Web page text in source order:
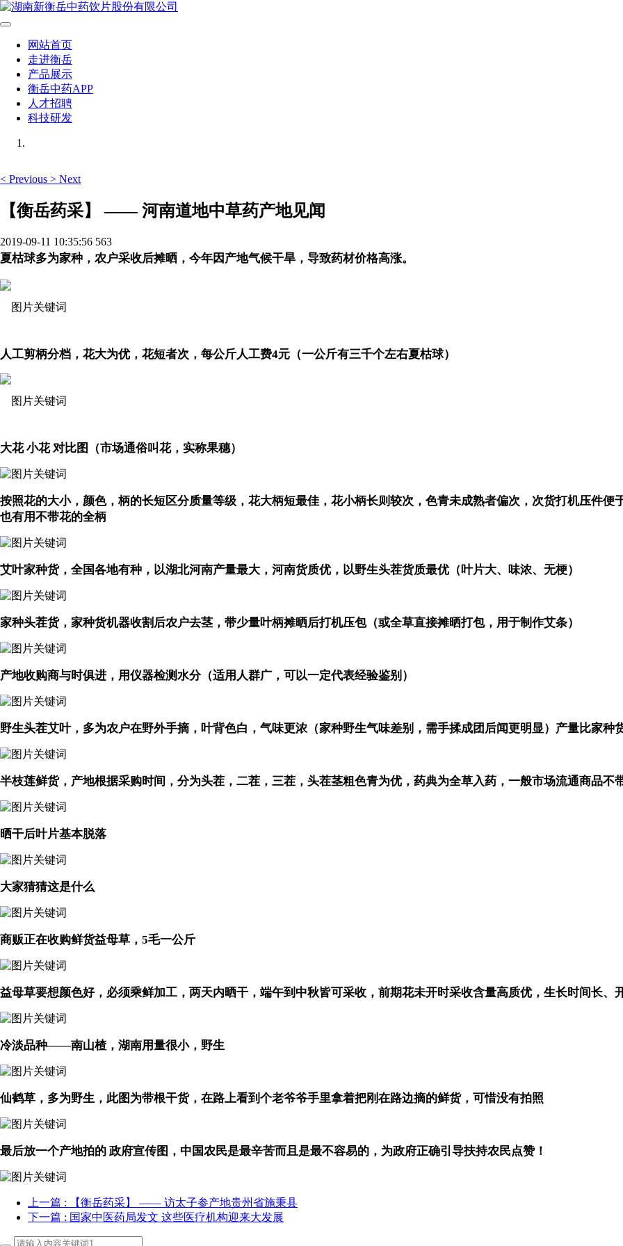
网站首页
走进衡岳
产品展示
衡岳中药APP
人才招聘
科技研发
< Previous > Next
【衡岳药采】 —— 河南道地中草药产地见闻
2019-09-11 10:35:56 563
夏枯球多为家种，农户采收后摊晒，今年因产地气候干旱，导致药材价格高涨。
人工剪柄分档，花大为优，花短者次，每公斤人工费4元（一公斤有三千个左右夏枯球）
大花 小花 对比图（市场通俗叫花，实称果穗）
按照花的大小，颜色，柄的长短区分质量等级，花大柄短最佳，花小柄长则较次，色青未成熟者偏次，次货打机压件便
也有用不带花的全柄
艾叶家种货，全国各地有种，以湖北河南产量最大，河南货质优，以野生头茬货质最优（叶片大、味浓、无梗）
家种头茬货，家种货机器收割后农户去茎，带少量叶柄摊晒后打机压包（或全草直接摊晒打包，用于制作艾条）
产地收购商与时俱进，用仪器检测水分（适用人群广，可以一定代表经验鉴别）
野生头茬艾叶，多为农户在野外手摘，叶背色白，气味更浓（家种野生气味差别，需手揉成团后闻更明显）产量比家种货
半枝莲鲜货，产地根据采购时间，分为头茬，二茬，三茬，头茬茎粗色青为优，药典为全草入药，一般市场流通商品不
晒干后叶片基本脱落
大家猜猜这是什么
商贩正在收购鲜货益母草，5毛一公斤
益母草要想颜色好，必须乘鲜加工，两天内晒干，端午到中秋皆可采收，前期花未开时采收含量高质优，生长时间长、
冷淡品种——南山楂，湖南用量很小，野生
仙鹤草，多为野生，此图为带根干货，在路上看到个老爷爷手里拿着把刚在路边摘的鲜货，可惜没有拍照
最后放一个产地拍的 政府宣传图，中国农民是最辛苦而且是最不容易的，为政府正确引导扶持农民点赞！
上一篇 : 【衡岳药采】 —— 访太子参产地贵州省施秉县
下一篇 : 国家中医药局发文 这些医疗机构迎来大发展